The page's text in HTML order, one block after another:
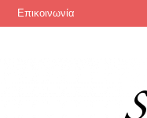
Επικοινωνία